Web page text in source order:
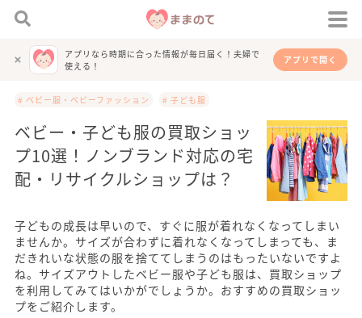
アプリなら時期に合った情報が毎日届く！夫婦で
使える！
アプリで開く
# ベビー服・ベビーファッション # 子ども服
ベビー・子ども服の買取ショッ
プ10選！ノンブランド対応の宅
配・リサイクルショップは？
子どもの成長は早いので、すぐに服が着れなくなってしまい
ませんか。サイズが合わずに着れなくなってしまっても、ま
だきれいな状態の服を捨ててしまうのはもったいないですよ
ね。サイズアウトしたベビー服や子ども服は、買取ショップ
を利用してみてはいかがでしょうか。おすすめの買取ショッ
プをご紹介します。